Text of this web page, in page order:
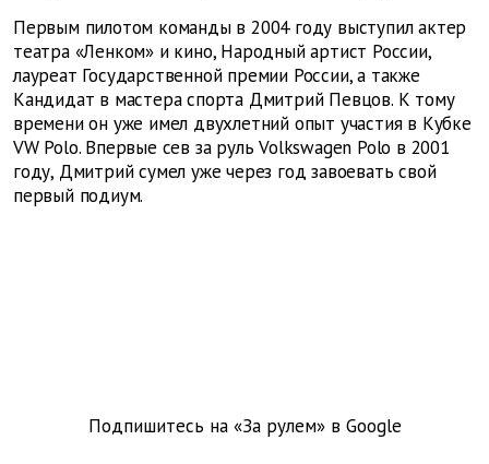
Первым пилотом команды в 2004 году выступил актер
театра «Ленком» и кино, Народный артист России,
лауреат Государственной премии России, а также
Кандидат в мастера спорта Дмитрий Певцов. К тому
времени он уже имел двухлетний опыт участия в Кубке
VW Polo. Впервые сев за руль Volkswagen Polo в 2001
году, Дмитрий сумел уже через год завоевать свой
первый подиум.
Подпишитесь на «За рулем» в Google